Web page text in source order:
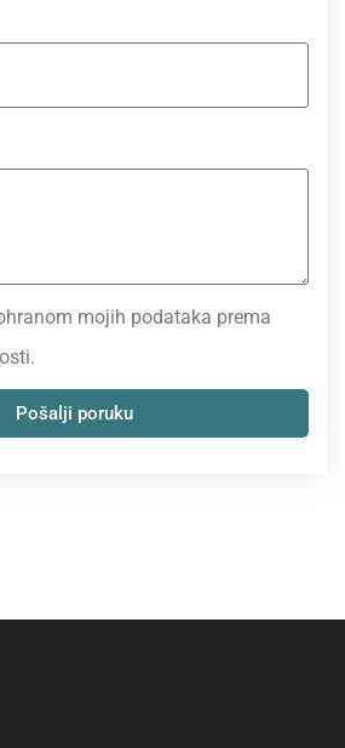
mojih podataka prema
Pošalji poruku